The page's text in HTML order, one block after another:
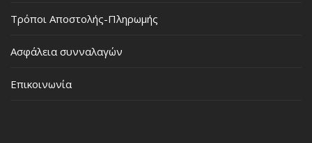
Τρόποι Αποστολής-Πληρωμής
Ασφάλεια συνναλαγών
Επικοινωνία